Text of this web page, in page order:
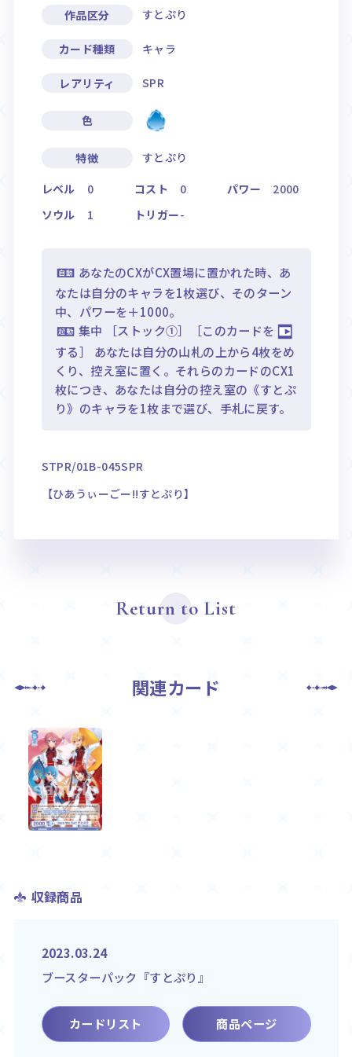
作品区分 すとぷり
カード種類 キャラ
レアリティ SPR
色
特徴
すとぷり
レベル
0 コスト 0 パワー
2000
ソウル
1 トリガー-
あなたのCXがCX置場に置かれた時、あ
なたは自分のキャラを1枚選び、そのターン
中、パワーを＋1000。
集中 ［ストック①］［このカードを
する］ あなたは自分の山札の上から4枚をめ
くり、控え室に置く。それらのカードのCX1
枚につき、あなたは自分の控え室の《すとぷ
り》のキャラを1枚まで選び、手札に戻す。
STPR/01B-045SPR
【ひあうぃーごー!!すとぷり】
Return to List
関連カード
収録商品
2023.03.24
ブースターパック『すとぷり』
カードリスト 商品ページ